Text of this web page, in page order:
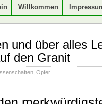
Willkommen
und über alles
den Granit
Opfer